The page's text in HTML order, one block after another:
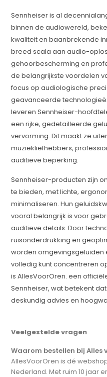
Sennheiser is al
binnen de audiowereld,
kwaliteit en baanbrekende
breed scala aan audio-
gehoorbescherming en
de belangrijkste voordelen
focus op audiologische
geavanceerde
leveren Sennheiser-
een rijke, gedetailleerde
vervorming. Dit maakt ze
muziekliefhebbers,
auditieve beperking.
Sennheiser-producten zijn
te bieden, met lichte,
minimaliseren. Hun
vooral belangrijk is voor
auditieve details. Door
ruisonderdrukking en
worden omgevingsgeluiden
volledig kunt concentreren
is AllesVoorOren. een
Sennheiser, wat betekent
deskundig advies en
Veelgestelde vragen
Waarom bestellen bij Alles
AllesVoorOren is dé
Nederland. Met ruim 10 jaar